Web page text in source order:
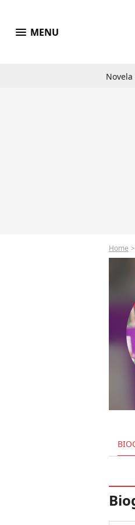
menu MENU
Novela
Home